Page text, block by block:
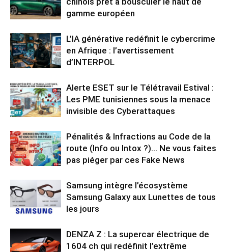
gamme européen
L’IA générative redéfinit le cybercrime
en Afrique : l’avertissement
d’INTERPOL
Alerte ESET sur le Télétravail Estival :
Les PME tunisiennes sous la menace
invisible des Cyberattaques
Pénalités & Infractions au Code de la
route (Info ou Intox ?)… Ne vous faites
pas piéger par ces Fake News
Samsung intègre l’écosystème
Samsung Galaxy aux Lunettes de tous
les jours
DENZA Z : La supercar électrique de
1604 ch qui redéfinit l’extrême